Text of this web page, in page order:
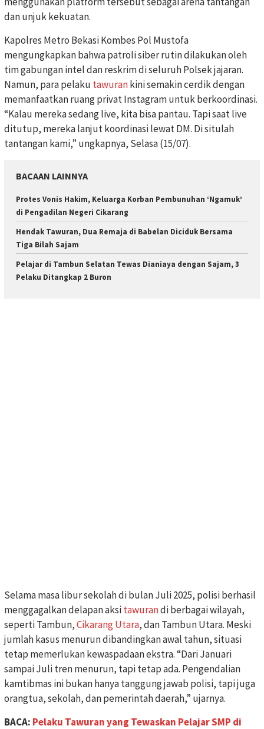
dan unjuk kekuatan.
Kapolres Metro Bekasi Kombes Pol Mustofa
mengungkapkan bahwa patroli siber rutin dilakukan oleh
tim gabungan intel dan reskrim di seluruh Polsek jajaran.
Namun, para pelaku tawurankini semakin cerdik dengan
memanfaatkan ruang privat Instagram untuk berkoordinasi.
“Kalau mereka sedang live, kita bisa pantau. Tapi saat live
ditutup, mereka lanjut koordinasi lewat DM. Di situlah
tantangan kami,” ungkapnya, Selasa (15/07).
BACAAN LAINNYA
Protes Vonis Hakim, Keluarga Korban Pembunuhan ‘Ngamuk’
di Pengadilan Negeri Cikarang
Hendak Tawuran, Dua Remaja di Babelan Diciduk Bersama
Tiga Bilah Sajam
Pelajar di Tambun Selatan Tewas Dianiaya dengan Sajam, 3
Pelaku Ditangkap 2 Buron
Selama masa libur sekolah di bulan Juli 2025, polisi berhasil
menggagalkan delapan aksitawurandi berbagai wilayah,
seperti Tambun,Cikarang Utara, dan Tambun Utara. Meski
jumlah kasus menurun dibandingkan awal tahun, situasi
tetap memerlukan kewaspadaan ekstra. “Dari Januari
sampai Juli tren menurun, tapi tetap ada. Pengendalian
kamtibmas ini bukan hanya tanggung jawab polisi, tapi juga
orangtua, sekolah, dan pemerintah daerah,” ujarnya.
BACA: Pelaku Tawuran yang Tewaskan Pelajar SMP di